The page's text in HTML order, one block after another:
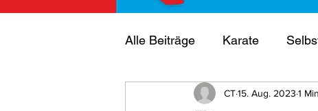
Alle Beiträge Karate
Mitglieder CT15. Aug. 2023 1